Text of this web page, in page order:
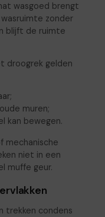
wasgoed brengt
zonder
blijft de ruimte
droogrek gelden
muren;
kan bewegen.
mechanische
niet in een
muffe geur.
trekken condens